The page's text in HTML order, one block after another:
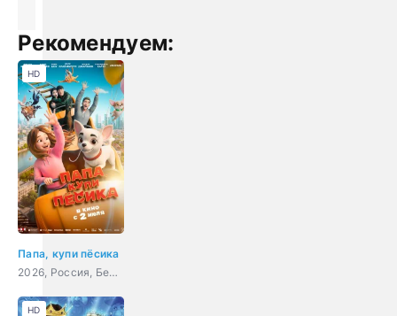
Рекомендуем:
Папа, купи пёсика
2026, Россия, Беларусь, мультфильм, семейный, приключения
HD
HD